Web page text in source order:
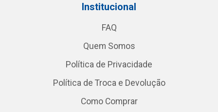
Institucional
FAQ
Quem Somos
Política de Privacidade
Política de Troca e Devolução
Como Comprar